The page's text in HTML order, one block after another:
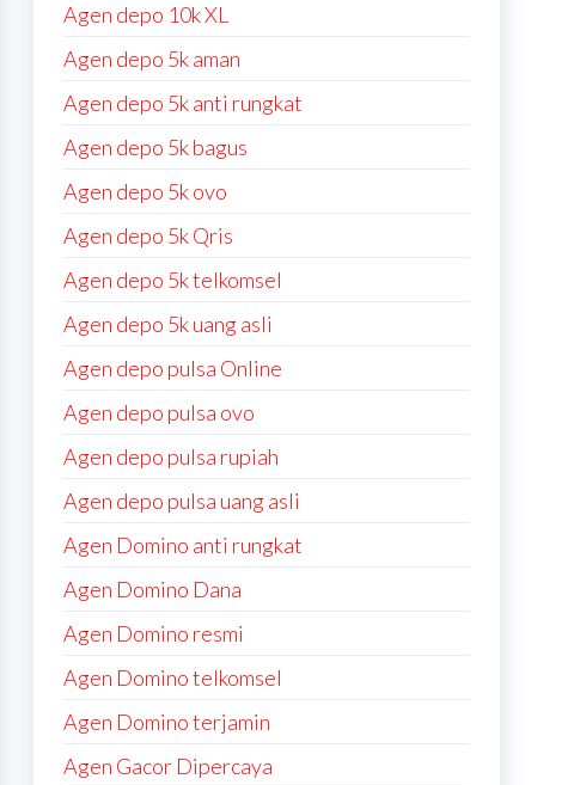
Agen depo 10k XL
Agen depo 5k aman
Agen depo 5k anti rungkat
Agen depo 5k bagus
Agen depo 5k ovo
Agen depo 5k Qris
Agen depo 5k telkomsel
Agen depo 5k uang asli
Agen depo pulsa Online
Agen depo pulsa ovo
Agen depo pulsa rupiah
Agen depo pulsa uang asli
Agen Domino anti rungkat
Agen Domino Dana
Agen Domino resmi
Agen Domino telkomsel
Agen Domino terjamin
Agen Gacor Dipercaya